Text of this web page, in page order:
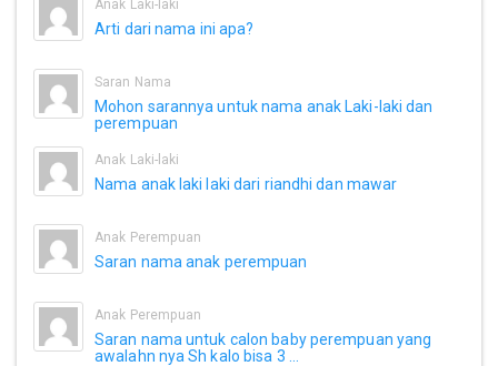
Anak Laki-laki
Arti dari nama ini apa?
Saran Nama
Mohon sarannya untuk nama anak Laki-laki dan
perempuan
Anak Laki-laki
Nama anak laki laki dari riandhi dan mawar
Anak Perempuan
Saran nama anak perempuan
Anak Perempuan
Saran nama untuk calon baby perempuan yang
awalahn nya Sh kalo bisa 3 ...